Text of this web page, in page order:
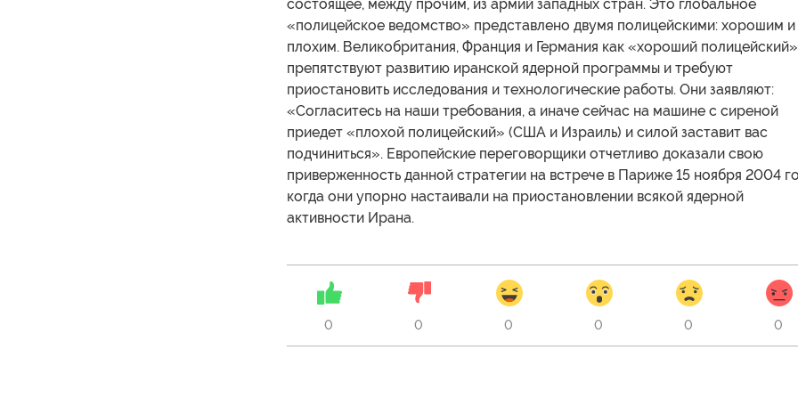
состоящее, между прочим, из армий западных стран. Это глобальное
«полицейское ведомство» представлено двумя полицейскими: хорошим и
плохим. Великобритания, Франция и Германия как «хороший полицейский»
препятствуют развитию иранской ядерной программы и требуют
приостановить исследования и технологические работы. Они заявляют:
«Согласитесь на наши требования, а иначе сейчас на машине с сиреной
приедет «плохой полицейский» (США и Израиль) и силой заставит вас
подчиниться». Европейские переговорщики отчетливо доказали свою
приверженность данной стратегии на встрече в Париже 15 ноября 2004
когда они упорно настаивали на приостановлении всякой ядерной
активности Ирана.
0 0 0 0 0 0